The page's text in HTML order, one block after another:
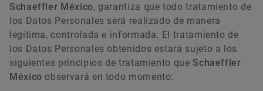
Schaeffler México, garantiza que todo tratamiento de
los Datos Personales será realizado de manera
legítima, controlada e informada. El tratamiento de
los Datos Personales obtenidos estará sujeto a los
siguientes principios de tratamiento que Schaeffler
México observará en todo momento: